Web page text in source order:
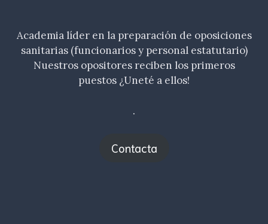
Academia líder en la preparación de oposiciones
sanitarias (funcionarios y personal estatutario)
Nuestros opositores reciben los primeros
puestos ¿Uneté a ellos!
.
Contacta